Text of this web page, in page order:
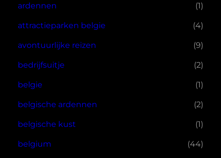
ardennen (1)
attractieparken belgie (4)
avontuurlijke reizen (9)
bedrijfsuitje (2)
belgie (1)
belgische ardennen (2)
belgische kust (1)
belgium (44)